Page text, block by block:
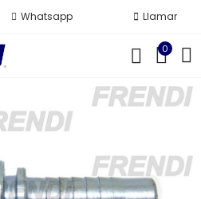
Whatsapp Llamar
0